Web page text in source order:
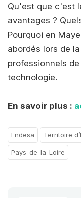
Qu'est que c'est
avantages ?
Pourquoi en
abordés lors de
professionnels
technologie.
En savoir plus :
Endesa Territoire
Pays-de-la-Loire